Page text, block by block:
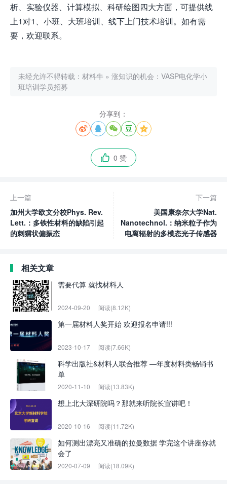
析、实验仪器、计算模拟、科研绘图四大方面，可提供线
上1对1、小班、大班培训、线下上门技术培训。如有需
要，欢迎联系。
未经允许不得转载： 材料牛 » 涨知识的机会：VASP电化学小
班培训学员招募
分享到：
    
 0 赞
上一篇
加州大学欧文分校Phys. Rev.
Lett.：多铁性材料的缺陷引起
的刺猬状偏振态
下一篇
美国康奈尔大学Nat.
Nanotechnol.：纳米粒子作为
电离辐射的多模态光子传感器
相关文章
需要代算 就找材料人
2024-09-20 阅读(8.12K)
第一届材料人奖开始 欢迎报名申请!!!
2023-10-17 阅读(7.66K)
科学出版社&材料人联合推荐 —年度材料类畅销书
单
2020-11-10 阅读(13.83K)
想上北大深研院吗？那就来听院长宣讲吧！
2020-10-16 阅读(11.72K)
如何测出漂亮又准确的拉曼数据 学完这个讲座你就
会了
2020-07-09 阅读(18.09K)